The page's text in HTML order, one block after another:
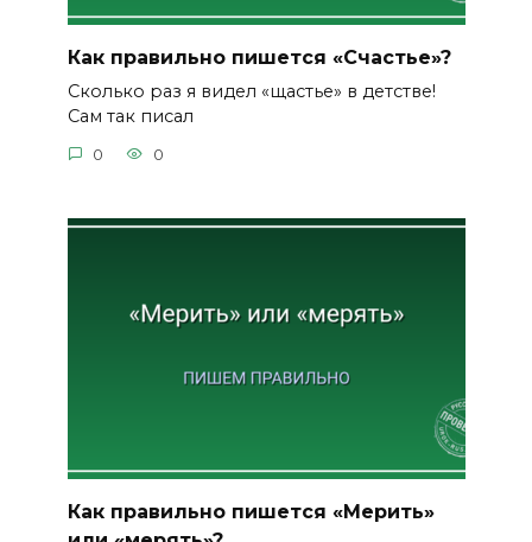
Как правильно пишется «Счастье»?
Сколько раз я видел «щастье» в детстве!
Сам так писал
0 0
Как правильно пишется «Мерить»